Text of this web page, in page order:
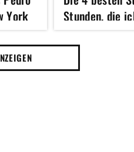
York
er
Stunden, die
gesehen habe